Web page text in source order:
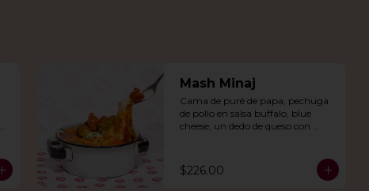
Mash Minaj
Cama de puré de papa, pechuga
de pollo en salsa buffalo, blue
cheese, un dedo de queso con
$226.00